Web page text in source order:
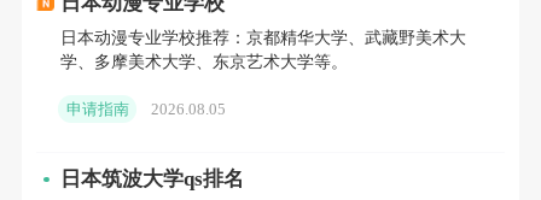
以把加图立大学作为保底学校。
动！快去申请吧！
相关阅读
日本动漫专业学校推荐：京都精华大学、武藏野美术大
学、多摩美术大学、东京艺术大学等。
申请指南 2026.08.05
日本筑波大学qs排名